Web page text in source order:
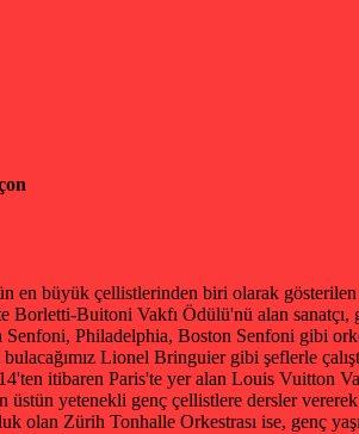
en büyük çellistlerinden biri olarak
Borletti-Buitoni Vakfı Ödülü'nü alan
Philadelphia, Boston Senfoni gibi
bulacağımız Lionel Bringuier gibi şeflerle
itibaren Paris'te yer alan Louis
yetenekli genç çellistlere dersler
olan Zürih Tonhalle Orkestrası ise, genç